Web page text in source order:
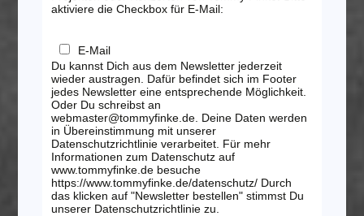
aktiviere die Checkbox für E-Mail:
E-Mail
Du kannst Dich aus dem Newsletter jederzeit
wieder austragen. Dafür befindet sich im Footer
jedes Newsletter eine entsprechende Möglichkeit.
Oder Du schreibst an
webmaster@tommyfinke.de. Deine Daten werden
in Übereinstimmung mit unserer
Datenschutzrichtlinie verarbeitet. Für mehr
Informationen zum Datenschutz auf
www.tommyfinke.de besuche
https://www.tommyfinke.de/datenschutz/ Durch
das klicken auf "Newsletter bestellen" stimmst Du
unserer Datenschutzrichtlinie zu.